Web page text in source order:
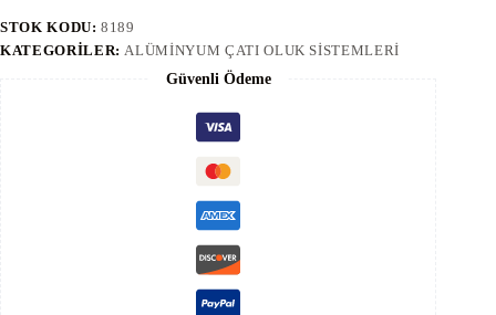
-
(No.8189)
STOK KODU:8189
KATEGORILER: ALÜMINYUM ÇATI OLUK SISTEMLERI
Güvenli Ödeme